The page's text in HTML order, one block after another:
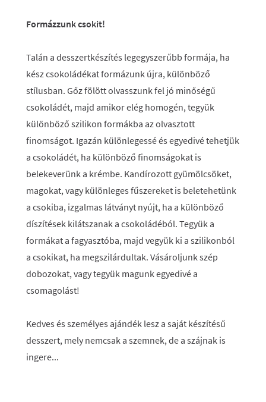
Formázzunk csokit!
Talán a desszertkészítés legegyszerűbb formája, ha
kész csokoládékat formázunk újra, különböző
stílusban. Gőz fölött olvasszunk fel jó minőségű
csokoládét, majd amikor elég homogén, tegyük
különböző szilikon formákba az olvasztott
finomságot. Igazán különlegessé és egyedivé tehetjük
a csokoládét, ha különböző finomságokat is
belekeverünk a krémbe. Kandírozott gyümölcsöket,
magokat, vagy különleges fűszereket is beletehetünk
a csokiba, izgalmas látványt nyújt, ha a különböző
díszítések kilátszanak a csokoládéból. Tegyük a
formákat a fagyasztóba, majd vegyük ki a szilikonból
a csokikat, ha megszilárdultak. Vásároljunk szép
dobozokat, vagy tegyük magunk egyedivé a
csomagolást!
Kedves és személyes ajándék lesz a saját készítésű
desszert, mely nemcsak a szemnek, de a szájnak is
ingere...